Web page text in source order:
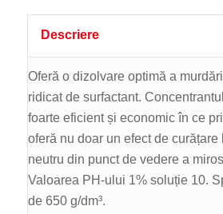
Descriere
Oferă o dizolvare optimă a
ridicat de surfactant.
foarte eficient și economic în ce
oferă nu doar un efect de curățare
neutru din punct de vedere a
Valoarea PH-ului 1% soluție 10.
de 650 g/dm³.